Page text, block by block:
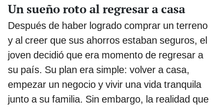
Un sueño roto al regresar a casa
Después de haber logrado comprar un terreno
y al creer que sus ahorros estaban seguros, el
joven decidió que era momento de regresar a
su país. Su plan era simple: volver a casa,
empezar un negocio y vivir una vida tranquila
junto a su familia. Sin embargo, la realidad que